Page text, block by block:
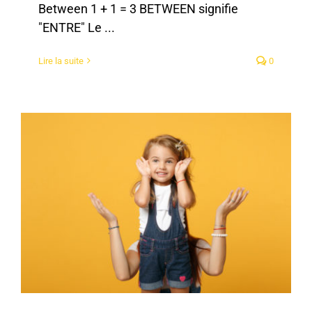
Between 1 + 1 = 3 BETWEEN signifie
"ENTRE" Le ...
Lire la suite 0
L’ENFANT INTERIEUR